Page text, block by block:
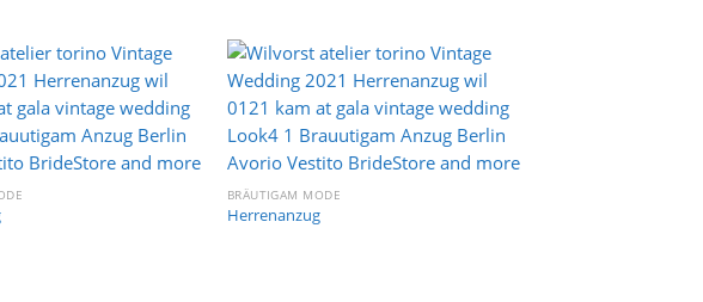
Auf die
Wunschliste
Auf die
Wunschliste
BRÄUTIGAM MODE
Herrenanzug